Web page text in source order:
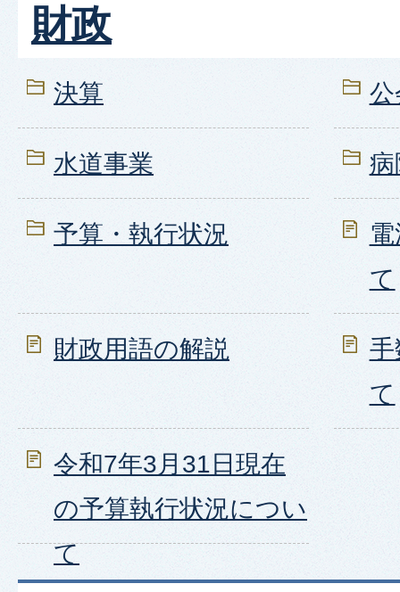
財政
決算 公
水道事業 病
予算・執行状況
て
財政用語の解説
て
令和7年3月31日現在
の予算執行状況につい
て